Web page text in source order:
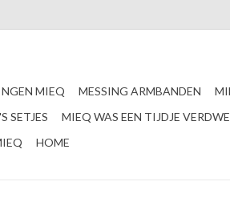
MIEQ MESSING ARMBANDEN
SETJES MIEQ WAS EEN TIJDJE
HOME